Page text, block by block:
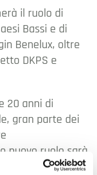
il ruolo di
Bassi e di
Benelux, oltre
DKPS e
20 anni di
gran parte dei
nuovo ruolo sarà
rafforzamento